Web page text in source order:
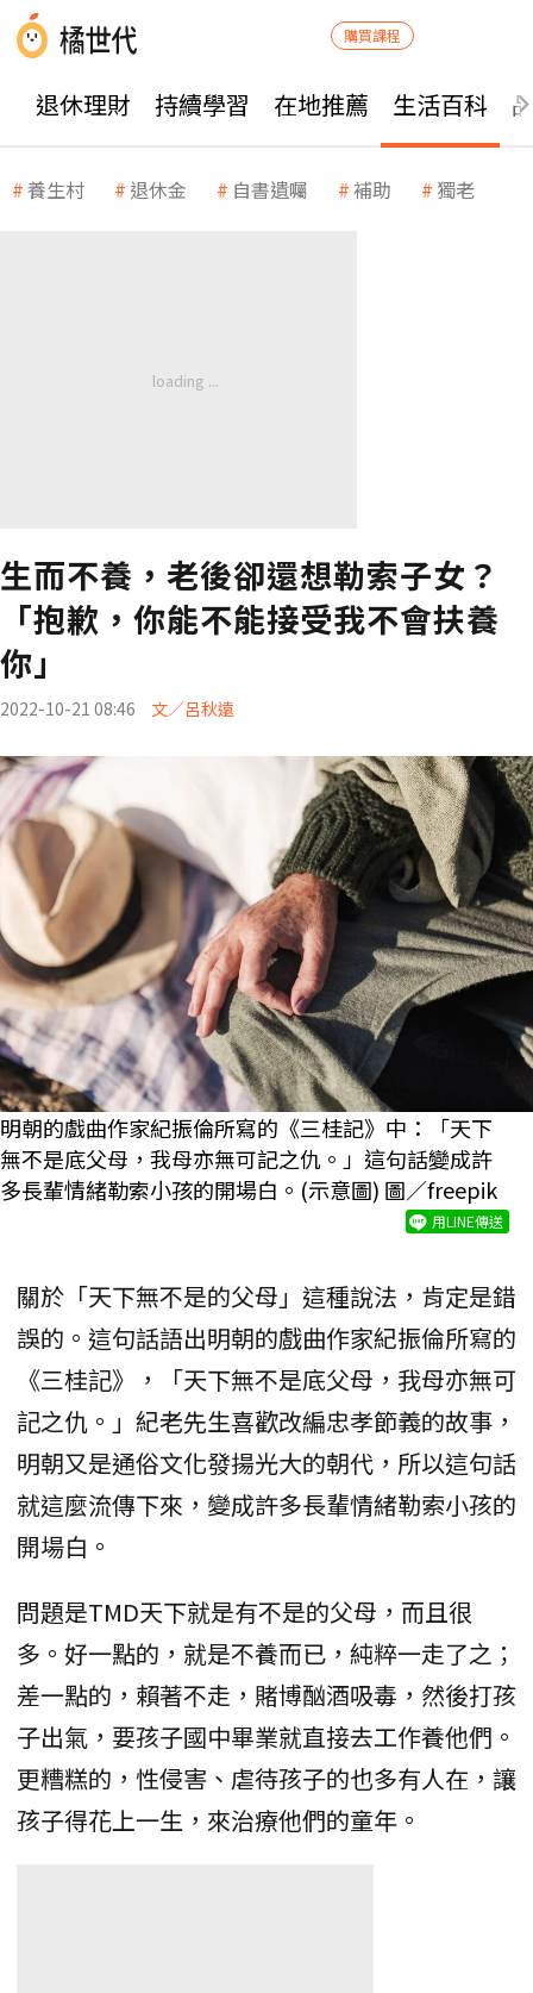
購買課程
退休理財 持續學習 在地推薦 生活百科
養生村 退休金 自書遺囑 補助 獨老
生而不養，老後卻還想勒索子女？
「抱歉，你能不能接受我不會扶養
你」
2022-10-21 08:46 文／呂秋遠
明朝的戲曲作家紀振倫所寫的《三桂記》中：「天下
無不是底父母，我母亦無可記之仇。」這句話變成許
多長輩情緒勒索小孩的開場白。(示意圖) 圖／freepik
用LINE傳送
關於「天下無不是的父母」這種說法，肯定是錯
誤的。這句話語出明朝的戲曲作家紀振倫所寫的
《三桂記》，「天下無不是底父母，我母亦無可
記之仇。」紀老先生喜歡改編忠孝節義的故事，
明朝又是通俗文化發揚光大的朝代，所以這句話
就這麼流傳下來，變成許多長輩情緒勒索小孩的
開場白。
問題是TMD天下就是有不是的父母，而且很
多。好一點的，就是不養而已，純粹一走了之；
差一點的，賴著不走，賭博酗酒吸毒，然後打孩
子出氣，要孩子國中畢業就直接去工作養他們。
更糟糕的，性侵害、虐待孩子的也多有人在，讓
孩子得花上一生，來治療他們的童年。